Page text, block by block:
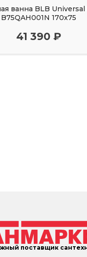
ванна BLB Universal
B75QAH001N 170x75
41 390 ₽
поставщик